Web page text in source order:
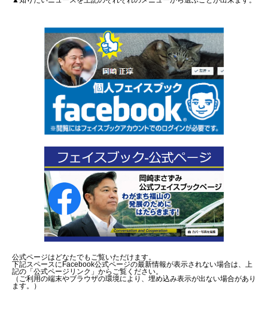
公式ページはどなたでもご覧いただけます。
下記スペースにFacebook公式ページの最新情報が表示されない場合は、上
記の「公式ページリンク」からご覧ください。
（ご利用の端末やブラウザの環境により、埋め込み表示が出ない場合があり
ます。）